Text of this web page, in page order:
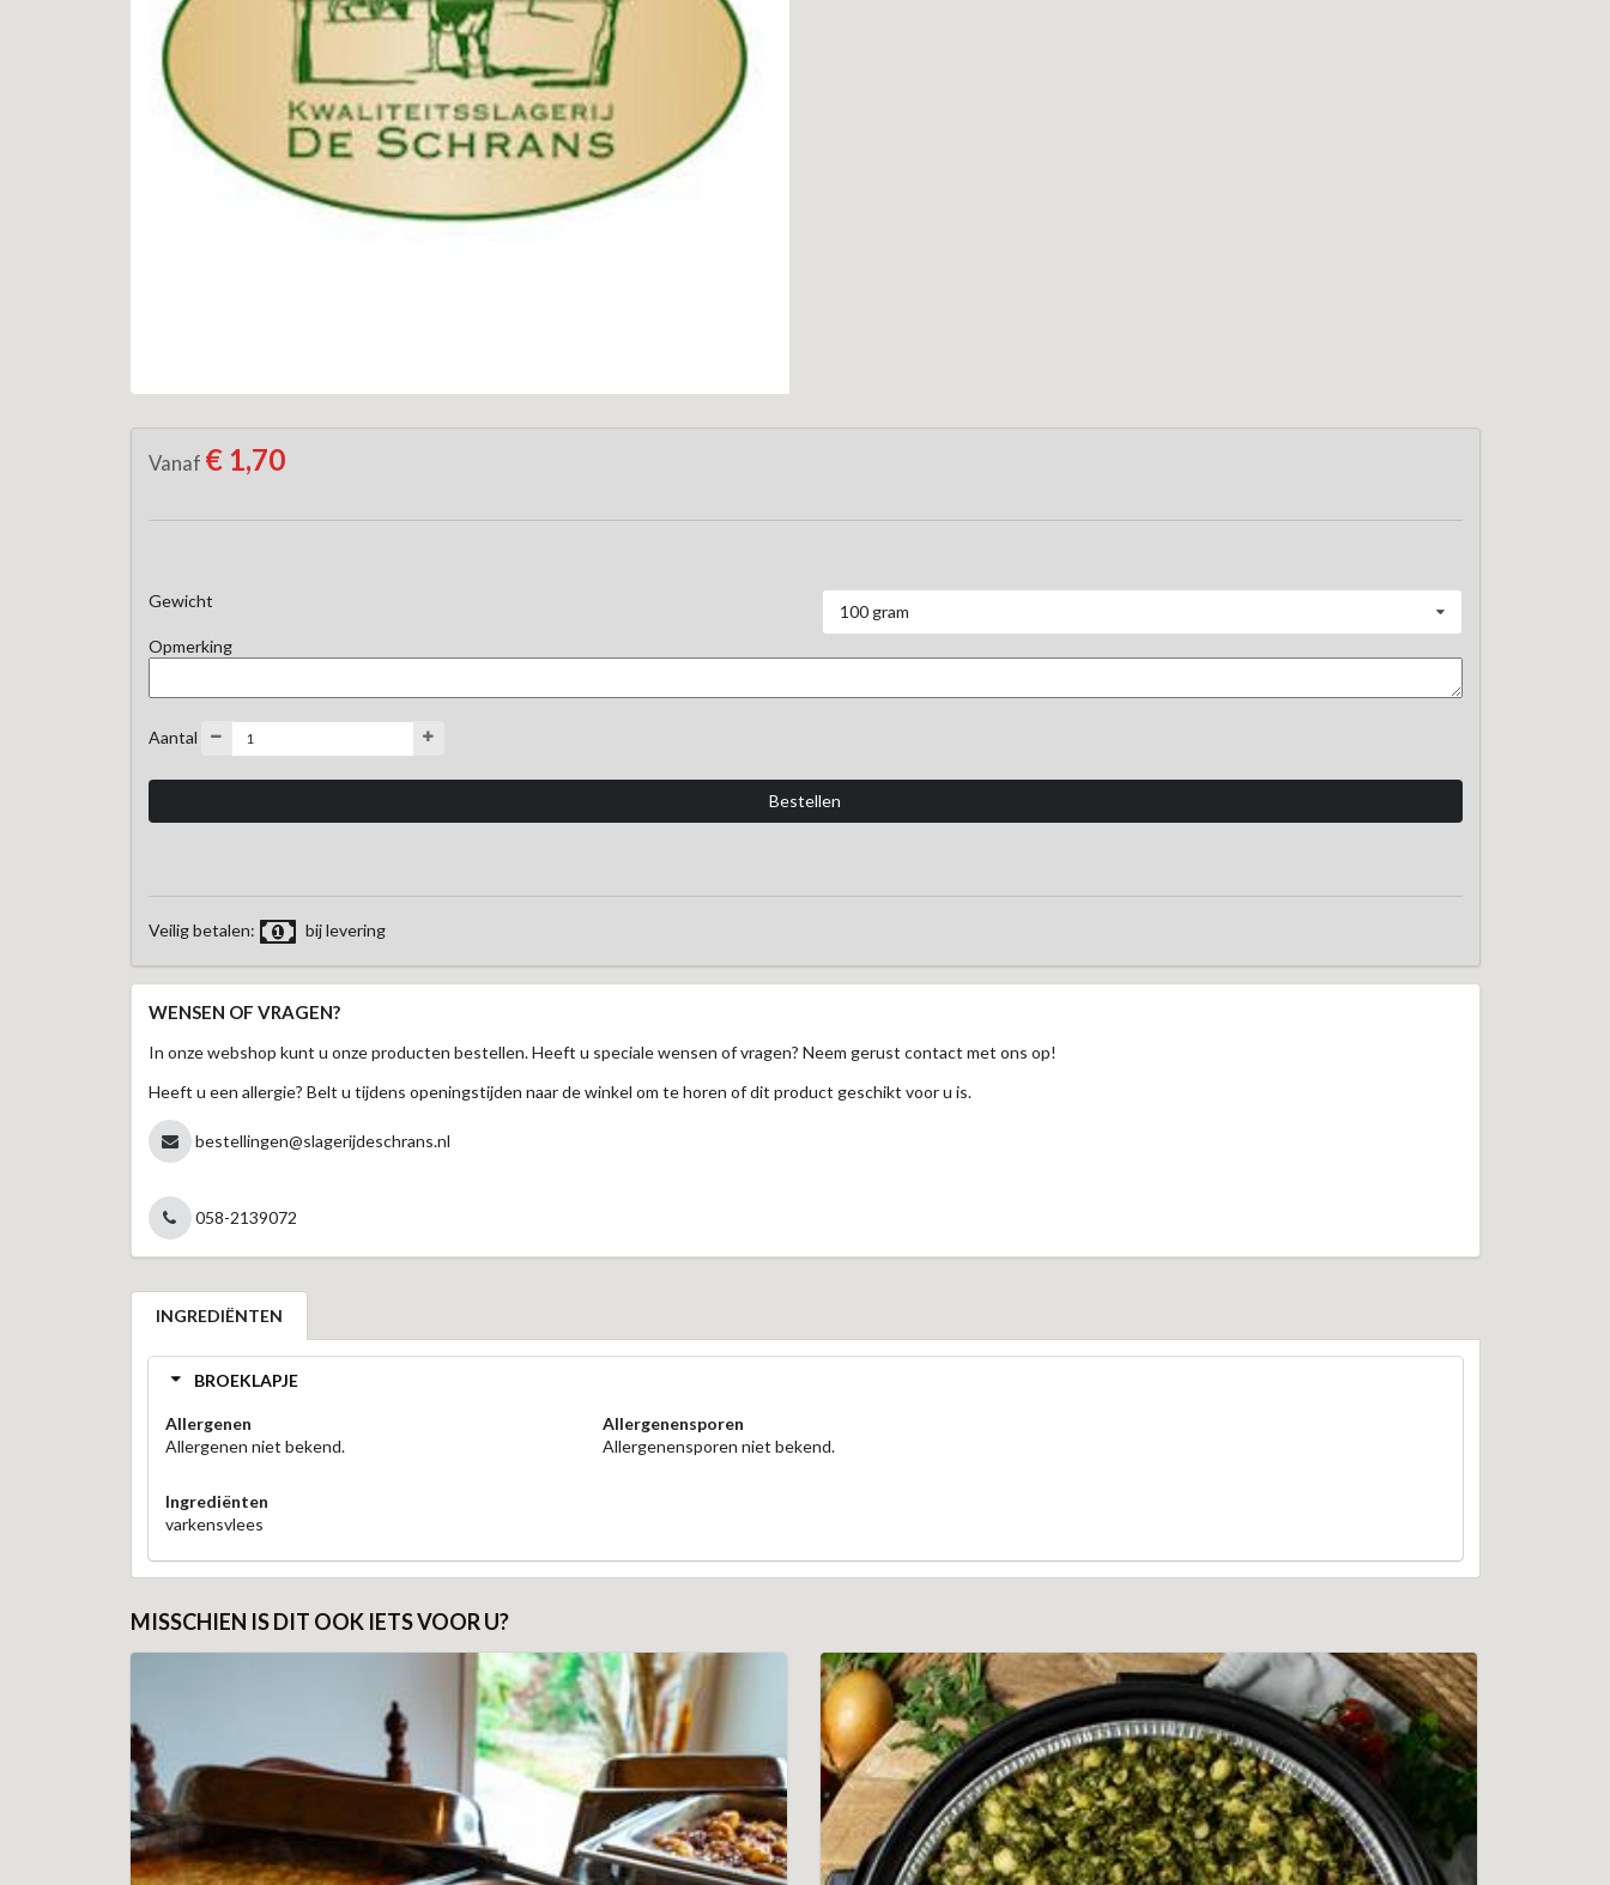
Vanaf € 1,70
Gewicht
100 gram
Opmerking
Aantal
Veilig betalen: bij levering
WENSEN OF VRAGEN?
In onze webshop kunt u onze producten bestellen. Heeft u speciale wensen of vragen? Neem gerust contact met ons op!
Heeft u een allergie? Belt u tijdens openingstijden naar de winkel om te horen of dit product geschikt voor u is.
bestellingen@slagerijdeschrans.nl
058-2139072
INGREDIËNTEN
BROEKLAPJE
Allergenen
Allergenen niet bekend.
Allergenensporen
Allergenensporen niet bekend.
Ingrediënten
varkensvlees
MISSCHIEN IS DIT OOK IETS VOOR U?